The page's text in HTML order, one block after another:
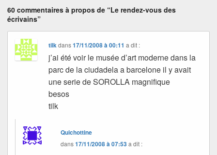
60 commentaires à propos de “Le rendez-vous des
écrivains”
tilk dans17/11/2008 à 00:11 a dit :
j’ai été voir le musée d’art moderne dans la
parc de la ciudadela a barcelone il y avait
une serie de SOROLLA magnifique
besos
tilk
Quichottine
dans17/11/2008 à 07:53a dit :